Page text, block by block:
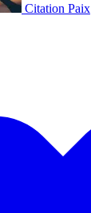
Citation Paix